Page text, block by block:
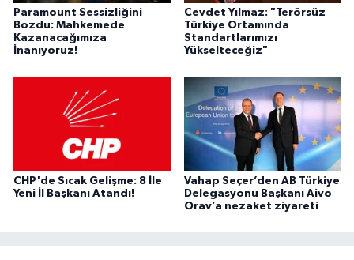
Paramount Sessizliğini
Bozdu: Mahkemede
Kazanacağımıza
İnanıyoruz!
Cevdet Yılmaz: "Terörsüz
Türkiye Ortamında
Standartlarımızı
Yükselteceğiz"
CHP'de Sıcak Gelişme: 8 İle
Yeni İl Başkanı Atandı!
Vahap Seçer’den AB Türkiye
Delegasyonu Başkanı Aivo
Orav’a nezaket ziyareti